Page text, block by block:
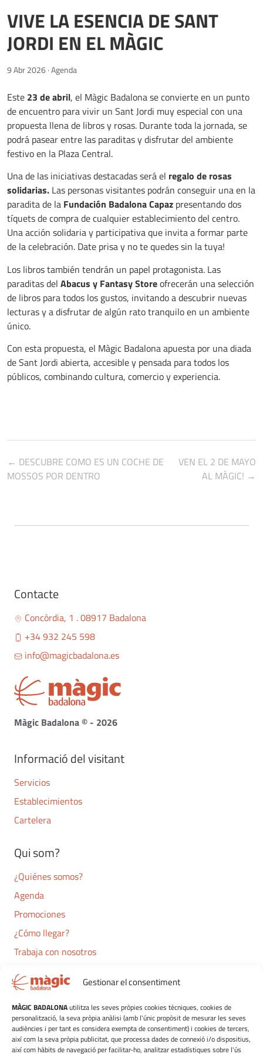
Gestionar el consentiment
MÀGIC BADALONAutilitza les seves pròpies cookies tècniques, cookies de
personalització, la seva pròpia anàlisi (amb l'únic propòsit de mesurar les seves
audiències i per tant es considera exempta de consentiment) i cookies de tercers,
així com la seva pròpia publicitat, que processa dades de connexió i/o dispositius,
així com hàbits de navegació per facilitar-ho, analitzar estadístiques sobre l'ús
VIVE LA ESENCIA DE SANT
JORDI EN EL MÀGIC
9 Abr 2026·Agenda
Este 23 de abril, el Màgic Badalona se convierte en un punto
de encuentro para vivir un Sant Jordi muy especial con una
propuesta llena de libros y rosas. Durante toda la jornada, se
podrá pasear entre las paraditas y disfrutar del ambiente
festivo en la Plaza Central.
Una de las iniciativas destacadas será el regalo de rosas
solidarias. Las personas visitantes podrán conseguir una en la
paradita de la Fundación Badalona Capaz presentando dos
tíquets de compra de cualquier establecimiento del centro.
Una acción solidaria y participativa que invita a formar parte
de la celebración. Date prisa y no te quedes sin la tuya!
Los libros también tendrán un papel protagonista. Las
paraditas del Abacus y Fantasy Storeofrecerán una selección
de libros para todos los gustos, invitando a descubrir nuevas
lecturas y a disfrutar de algún rato tranquilo en un ambiente
único.
Con esta propuesta, el Màgic Badalona apuesta por una diada
de Sant Jordi abierta, accesible y pensada para todos los
públicos, combinando cultura, comercio y experiencia.
← DESCUBRE COMO ES UN COCHE DE
MOSSOS POR DENTRO
VEN EL 2 DE MAYO
AL MÀGIC! →
Contacte
Concòrdia, 1 . 08917 Badalona
+34 932 245 598
info@magicbadalona.es
Màgic Badalona © - 2026
Informació del visitant
Servicios
Establecimientos
Cartelera
Qui som?
¿Quiénes somos?
Agenda
Promociones
¿Cómo llegar?
Trabaja con nosotros
Contacto
Navegació
Ocio
Restauración